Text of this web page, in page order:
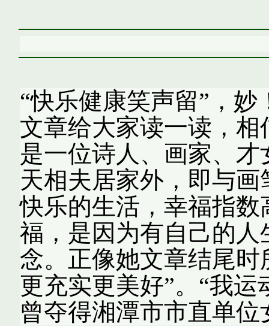
“快乐健康笑声留”，
文章给大家读一读，
是一位诗人、画家、
天相夫居家外，即与
快乐的生活，幸福指
福，是因为有自己的
念。正像她文章结尾
更充实更美好”。“我
曾夺得湘潭市市直单位